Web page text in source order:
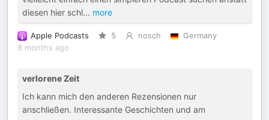
diesen hier schl... more
Apple Podcasts 5 nosch
Germany
8 months ago
verlorene Zeit
Ich kann mich den anderen Rezensionen nur
anschließen. Interessante Geschichten und am